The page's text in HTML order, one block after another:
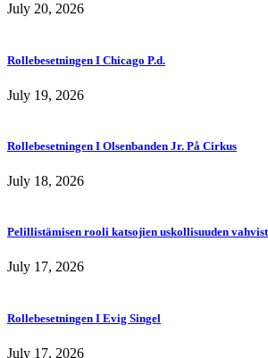
July 20, 2026
Rollebesetningen I Chicago P.d.
July 19, 2026
Rollebesetningen I Olsenbanden Jr. På Cirkus
July 18, 2026
Pelillistämisen rooli katsojien uskollisuuden
July 17, 2026
Rollebesetningen I Evig Singel
July 17, 2026